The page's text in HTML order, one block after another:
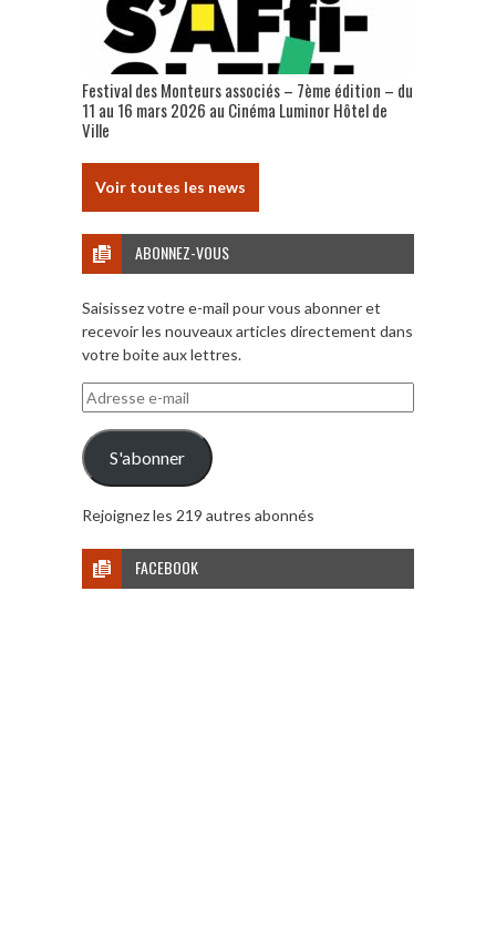
Festival des Monteurs associés – 7ème édition – du
11 au 16 mars 2026 au Cinéma Luminor Hôtel de
Ville
Voir toutes les news
ABONNEZ-VOUS
Saisissez votre e-mail pour vous abonner et
recevoir les nouveaux articles directement dans
votre boite aux lettres.
Adresse
e-
mail
S'abonner
Rejoignez les 219 autres abonnés
FACEBOOK